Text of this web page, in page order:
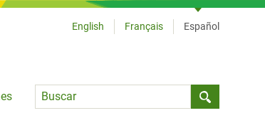
Language
English Français Español